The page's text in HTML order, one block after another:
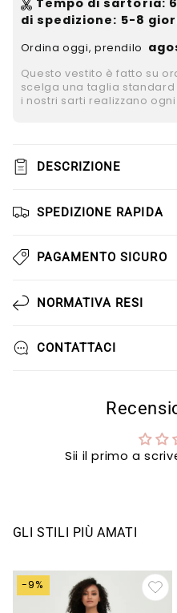
Tempo di sartoria:
di spedizione: 5-8
Ordina oggi, prendilo
Questo vestito è fatto su
scelga una taglia
i nostri sarti realizzano
DESCRIZIONE
SPEDIZIONE RAPIDA
PAGAMENTO SICURO
NORMATIVA RESI
CONTATTACI
Sii il primo a
GLI STILI PIÙ AMATI
-9%